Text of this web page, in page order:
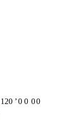
120 ʼ0 0 00